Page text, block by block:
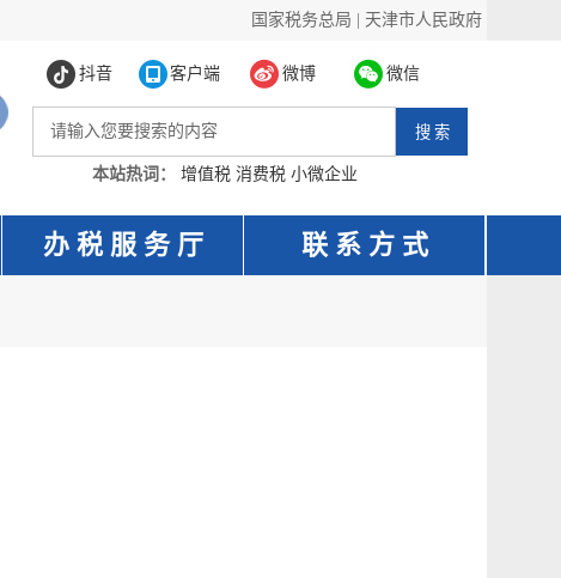
国家税务总局 天津市人民政府
抖音 客户端 微博 微信
本站热词： 增值税 消费税 小微企业
办 税 服 务 厅 联 系 方 式